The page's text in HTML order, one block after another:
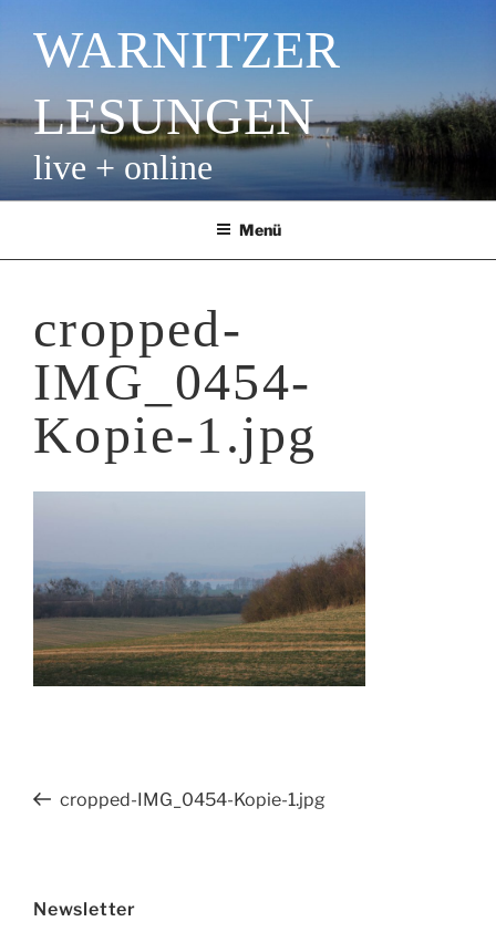
Inhalt
springenWARNITZER
LESUNGEN
live + online
Menü
cropped-
IMG_0454-
Kopie-1.jpg
Beitragsnavigation
Vorheriger
cropped-IMG_0454-Kopie-1.jpg
Newsletter